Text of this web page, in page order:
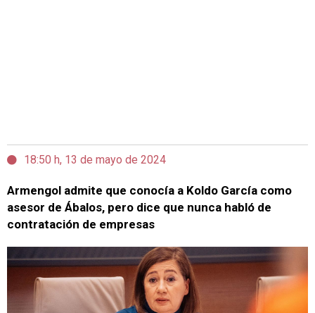
18:50 h, 13 de mayo de 2024
Armengol admite que conocía a Koldo García como
asesor de Ábalos, pero dice que nunca habló de
contratación de empresas